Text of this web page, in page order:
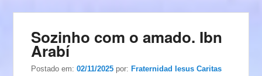
Sozinho com o amado. Ibn
Arabí
Postado em:02/11/2025 por:Fraternidad Iesus Caritas